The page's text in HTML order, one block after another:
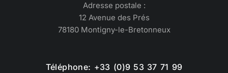
Adresse postale :
12 Avenue des Prés
78180 Montigny-le-Bretonneux
Téléphone: +33 (0)9 53 37 71 99